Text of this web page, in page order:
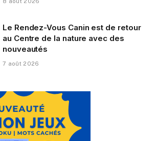
Le Rendez-Vous Canin est de retour
au Centre de la nature avec des
nouveautés
7 août 2026